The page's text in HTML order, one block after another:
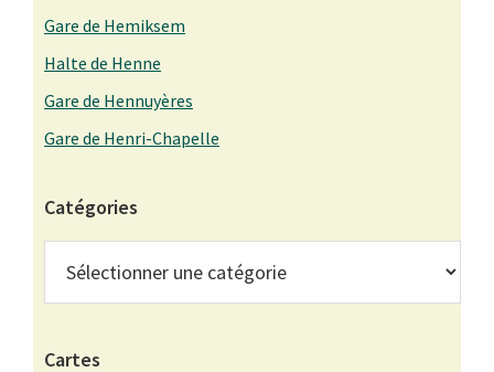
Gare de Hemiksem
Halte de Henne
Gare de Hennuyères
Gare de Henri-Chapelle
Catégories
Cartes